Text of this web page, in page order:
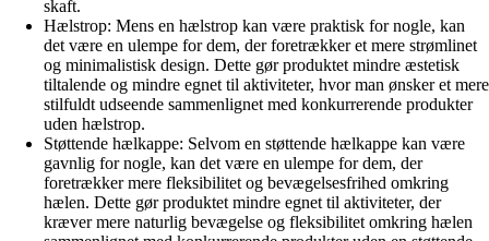
skaft.
Hælstrop: Mens en hælstrop kan være praktisk for nogle, kan
det være en ulempe for dem, der foretrækker et mere strømlinet
og minimalistisk design. Dette gør produktet mindre æstetisk
tiltalende og mindre egnet til aktiviteter, hvor man ønsker et mere
stilfuldt udseende sammenlignet med konkurrerende produkter
uden hælstrop.
Støttende hælkappe: Selvom en støttende hælkappe kan være
gavnlig for nogle, kan det være en ulempe for dem, der
foretrækker mere fleksibilitet og bevægelsesfrihed omkring
hælen. Dette gør produktet mindre egnet til aktiviteter, der
kræver mere naturlig bevægelse og fleksibilitet omkring hælen